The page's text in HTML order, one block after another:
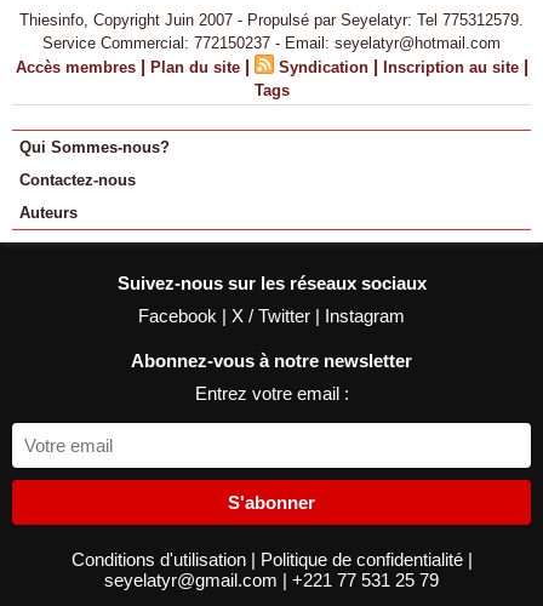
Thiesinfo, Copyright Juin 2007 - Propulsé par Seyelatyr: Tel 775312579.
Service Commercial: 772150237 - Email: seyelatyr@hotmail.com
Accès membres | Plan du site | Syndication | Inscription au site |
Tags
Qui Sommes-nous?
Contactez-nous
Auteurs
Suivez-nous sur les réseaux sociaux
Facebook | X / Twitter | Instagram
Abonnez-vous à notre newsletter
Entrez votre email :
S'abonner
Conditions d'utilisation | Politique de confidentialité |
seyelatyr@gmail.com | +221 77 531 25 79